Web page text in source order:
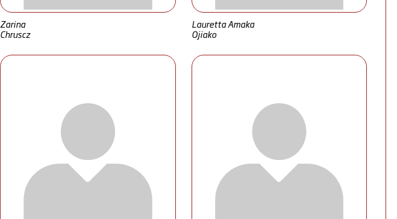
Zarina
Chruscz
Lauretta Amaka
Ojiako